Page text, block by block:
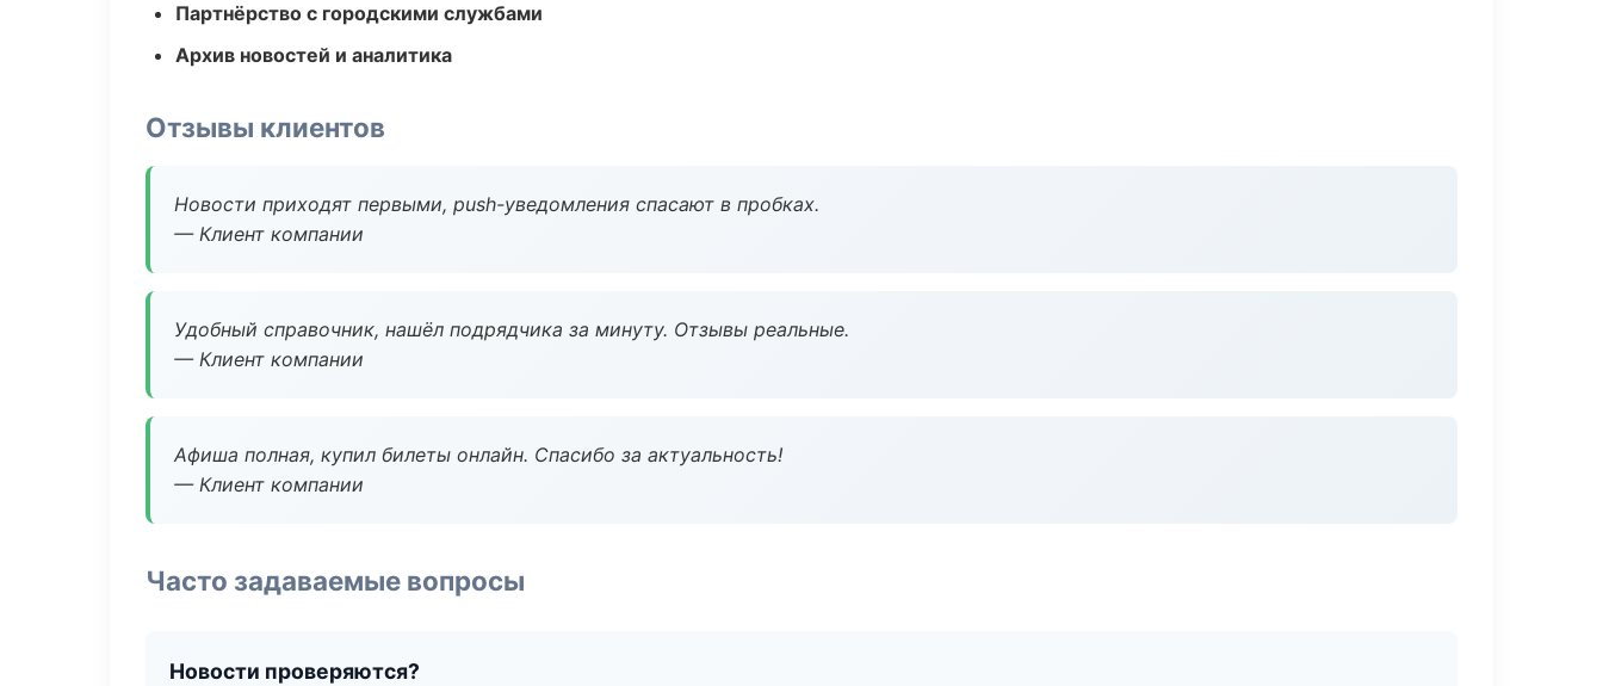
Партнёрство с городскими службами
Архив новостей и аналитика
Отзывы клиентов
Новости приходят первыми, push-уведомления спасают в пробках.
— Клиент компании
Удобный справочник, нашёл подрядчика за минуту. Отзывы реальные.
— Клиент компании
Афиша полная, купил билеты онлайн. Спасибо за актуальность!
— Клиент компании
Часто задаваемые вопросы
Новости проверяются?